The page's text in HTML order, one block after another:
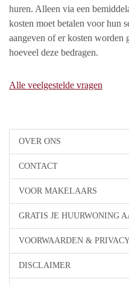
OVER ONS
CONTACT
VOOR MAKELAARS
GRATIS JE HUURWONING
VOORWAARDEN &
DISCLAIMER
huren. Alleen via een
kosten moet betalen voor hun
aangeven of er kosten worden
hoeveel deze bedragen.
Alle veelgestelde vragen